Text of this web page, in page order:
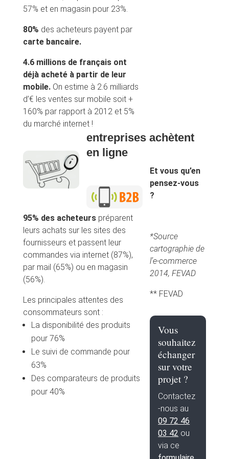
57% et en magasin pour 23%.
80% des acheteurs payent par
carte bancaire.
4.6 millions de français ont
déjà acheté à partir de leur
mobile. On estime à 2.6 milliards
d’€ les ventes sur mobile soit +
160% par rapport à 2012 et 5%
du marché internet !
entreprises achètent
en ligne
95% des acheteurspréparent
leurs achats sur les sites des
fournisseurs et passent leur
commandes via internet (87%),
par mail (65%) ou en magasin
(56%).
Les principales attentes des
consommateurs sont :
La disponibilité des produits
pour 76%
Le suivi de commande pour
63%
Des comparateurs de produits
pour 40%
Et vous qu’en
pensez-vous
?
*Source
cartographie de
l’e-commerce
2014, FEVAD
** FEVAD
Vous
souhaitez
échanger
sur votre
projet ?
Contactez
-nous au
09 72 46
03 42 ou
via ce